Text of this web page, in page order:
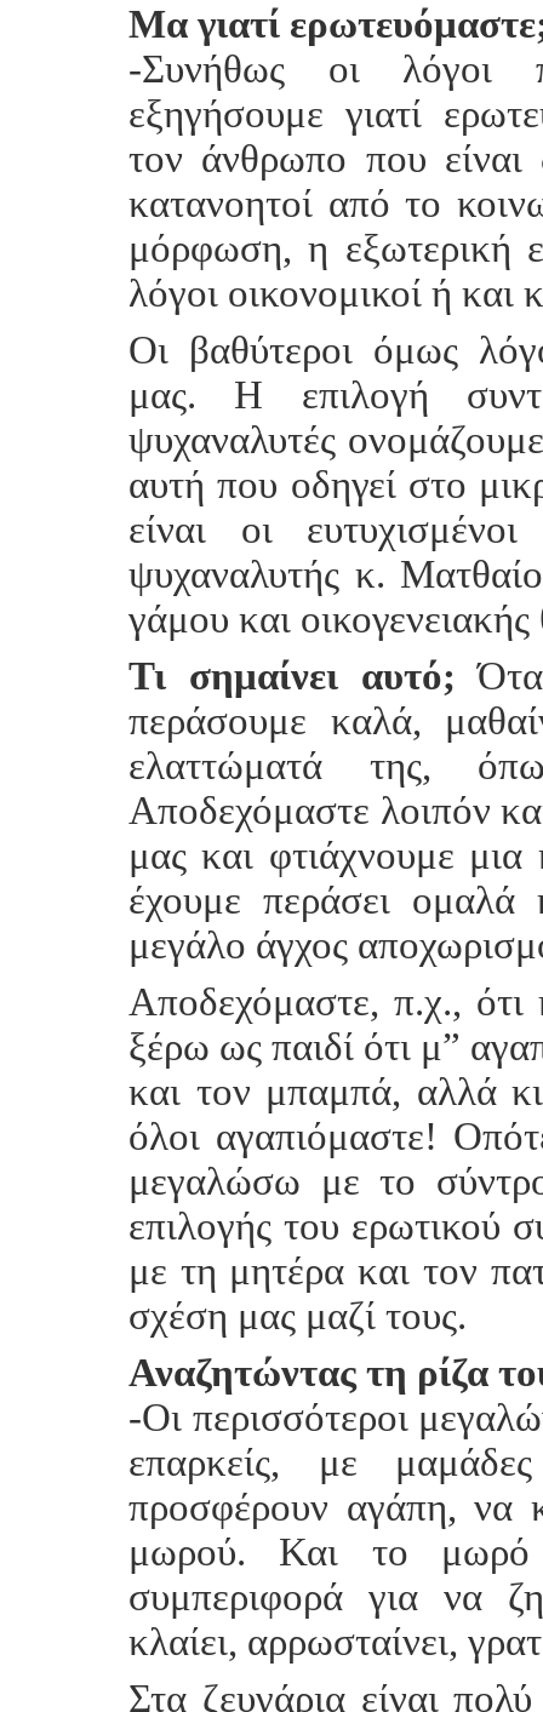
Μα γιατί
-Συνήθως οι λόγοι
εξηγήσουμε γιατί
τον άνθρωπο που είναι
κατανοητοί από το
μόρφωση, η εξωτερική
λόγοι οικονομικοί ή και
Οι βαθύτεροι όμως
μας. Η επιλογή
ψυχαναλυτές
αυτή που οδηγεί στο
είναι οι
ψυχαναλυτής κ.
γάμου και οικογενειακής
Τι σημαίνει αυτό;
περάσουμε καλά,
ελαττώματά της,
Αποδεχόμαστε λοιπόν
μας και φτιάχνουμε
έχουμε περάσει ομαλά
μεγάλο άγχος
Αποδεχόμαστε, π.χ.,
ξέρω ως παιδί ότι μ”
και τον μπαμπά, αλλά
όλοι αγαπιόμαστε!
μεγαλώσω με το
επιλογής του ερωτικού
με τη μητέρα και τον
σχέση μας μαζί τους.
Αναζητώντας τη ρίζα
-Οι περισσότεροι
επαρκείς, με
προσφέρουν αγάπη, να
μωρού. Και το μωρό
συμπεριφορά για να
κλαίει, αρρωσταίνει,
Στα ζευγάρια είναι